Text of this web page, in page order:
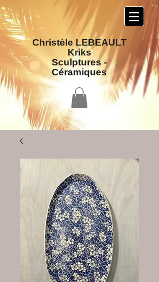
Christèle LEBEAULT
Kriks
Sculptures​ -
Céramiques